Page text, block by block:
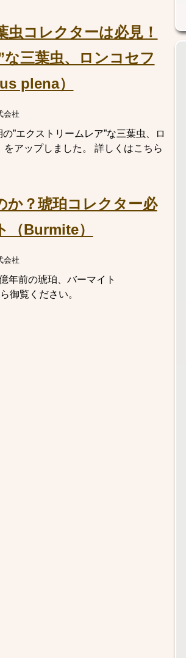
コレクターは必見！
三葉虫、ロンコセフ
plena）
会社
”エクストリームレア”な三葉虫、ロ
アップしました。 詳しくはこちら
か？琥珀コレクター必
（Burmite）
会社
年前の琥珀、バーマイト
御覧ください。